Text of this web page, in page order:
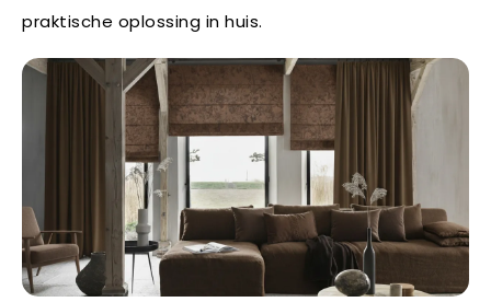
praktische oplossing in huis.